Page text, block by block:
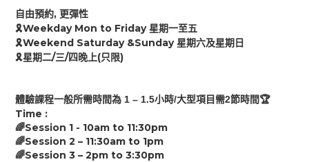
自由預約, 更彈性
🎗Weekday Mon to Friday 星期一至五
🎗Weekend Saturday &Sunday 星期六及星期日
🎗星期二/三/四 晚上(只限)
體驗課程一般所需時間為 1 – 1.5小時/大型項目需2節時間 🏆
Time :
🌈Session 1 - 10am to 11:30pm
🌈Session 2 – 11:30am to 1pm
🌈Session 3 – 2pm to 3:30pm